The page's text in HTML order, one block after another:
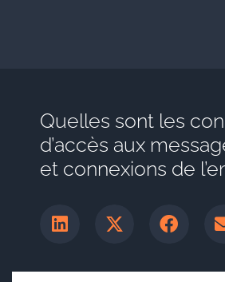
Quelles sont les
d’accès aux
et connexions de